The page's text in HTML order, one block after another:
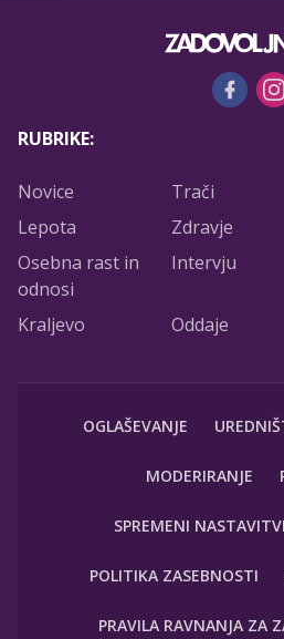
RUBRIKE:
Novice Trači
Lepota
Zdravje
Osebna rast in
odnosi
Intervju
Kraljevo Oddaje
OGLAŠEVANJE
MODERIRANJE
SPREMENI
POLITIKA ZASEBNOSTI
PRAVILA RAVNANJA ZA